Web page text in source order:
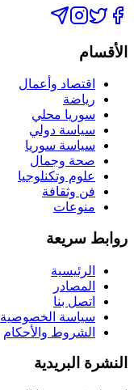
الأقسام
اقتصاد وأعمال
رياضة
سوريا محلي
سياسة دولي
سياسة سوريا
صحة وجمال
علوم وتكنلوجيا
فن وثقافة
منوعات
روابط سريعة
الرئيسية
المصادر
اتصل بنا
سياسة الخصوصية
الشروط والأحكام
النشرة البريدية